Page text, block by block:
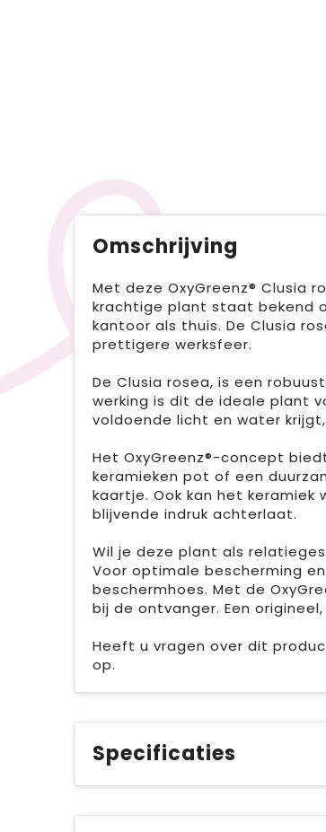
Omschrijving
Met deze OxyGreenz® Clusia
krachtige plant staat bekend
kantoor als thuis. De Clusia
prettigere werksfeer.
De Clusia rosea, is een
werking is dit de ideale plant
voldoende licht en water
Het OxyGreenz®-concept
keramieken pot of een
kaartje. Ook kan het
blijvende indruk achterlaat.
Wil je deze plant als
Voor optimale bescherming
beschermhoes. Met de
bij de ontvanger. Een
Heeft u vragen over dit
op.
Specificaties